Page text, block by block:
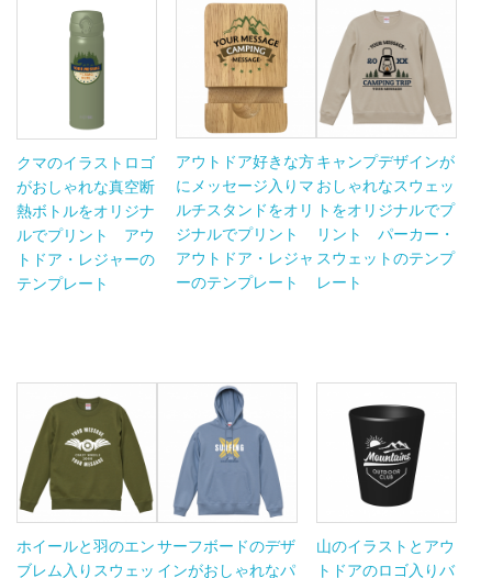
クマのイラストロゴ
がおしゃれな真空断
熱ボトルをオリジナ
ルでプリント アウ
トドア・レジャーの
テンプレート
アウトドア好きな方
にメッセージ入りマ
ルチスタンドをオリ
ジナルでプリント
アウトドア・レジャ
ーのテンプレート
キャンプデザインが
おしゃれなスウェッ
トをオリジナルでプ
リント パーカー・
スウェットのテンプ
レート
ホイールと羽のエン
ブレム入りスウェッ
サーフボードのデザ
インがおしゃれなパ
山のイラストとアウ
トドアのロゴ入りバ